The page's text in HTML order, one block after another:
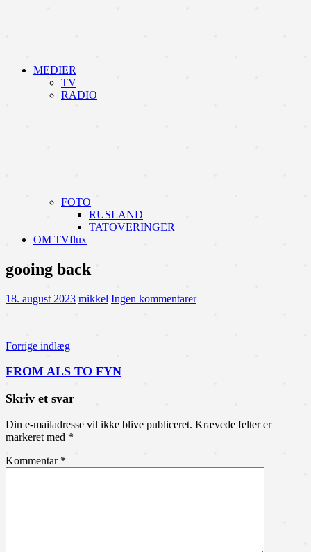
MEDIER
TV
RADIO
FOTO
RUSLAND
TATOVERINGER
OM TVflux
gooing back
18. august 2023 mikkel Ingen kommentarer
Indlægsnavigation
Forrige indlæg
FROM ALS TO FYN
Skriv et svar
Din e-mailadresse vil ikke blive publiceret. Krævede felter er
markeret med *
Kommentar *